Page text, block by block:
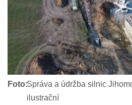
Foto:Správa a údržba silnic
ilustrační